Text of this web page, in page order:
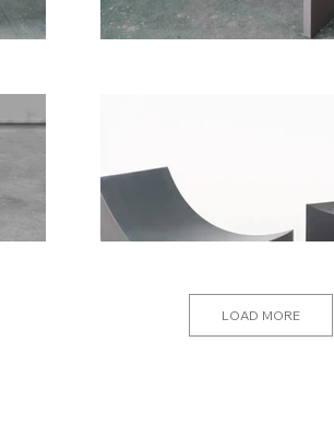
LOAD MORE